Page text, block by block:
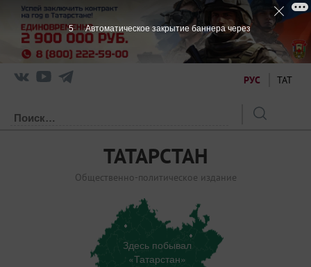
РУС ТАТ
ТАТАРСТАН
Общественно-политическое издание
Здесь побывал
«Татарстан»
5 Автоматическое закрытие баннера через